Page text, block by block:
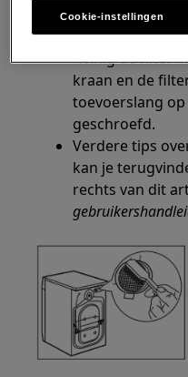
3. Reinig de filter in
Reinig de filter
kraan en de
toevoerslang
geschroefd.
Verdere tips
kan je
rechts van dit
Cookie-instellingen